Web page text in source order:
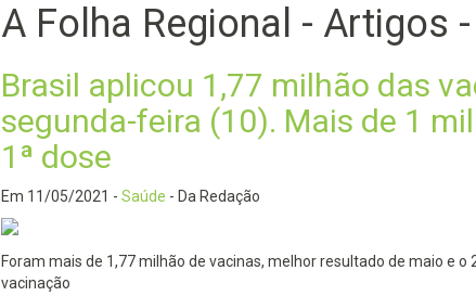
A Folha Regional - Artigos
Brasil aplicou 1,77 milhão das
segunda-feira (10). Mais de 1
1ª dose
Em 11/05/2021 - Saúde - Da Redação
Foram mais de 1,77 milhão de vacinas, melhor resultado de maio e o
vacinação